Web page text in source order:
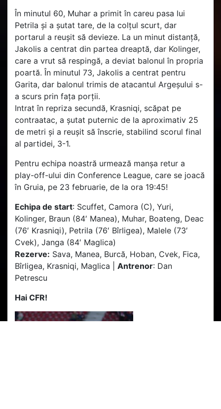
În minutul 60, Muhar a primit în careu pasa lui
Petrila și a șutat tare, de la colțul scurt, dar
portarul a reușit să devieze. La un minut distanță,
Jakolis a centrat din partea dreaptă, dar Kolinger,
care a vrut să respingă, a deviat balonul în propria
poartă. În minutul 73, Jakolis a centrat pentru
Garita, dar balonul trimis de atacantul Argeșului s-
a scurs prin fața porții.
Intrat în repriza secundă, Krasniqi, scăpat pe
contraatac, a șutat puternic de la aproximativ 25
de metri și a reușit să înscrie, stabilind scorul final
al partidei, 3-1.
Pentru echipa noastră urmează manșa retur a
play-off-ului din Conference League, care se joacă
în Gruia, pe 23 februarie, de la ora 19:45!
Echipa de start: Scuffet, Camora (C), Yuri,
Kolinger, Braun (84′ Manea), Muhar, Boateng, Deac
(76′ Krasniqi), Petrila (76′ Bîrligea), Malele (73′
Cvek), Janga (84′ Maglica)
Rezerve: Sava, Manea, Burcă, Hoban, Cvek, Fica,
Bîrligea, Krasniqi, Maglica | Antrenor: Dan
Petrescu
Hai CFR!